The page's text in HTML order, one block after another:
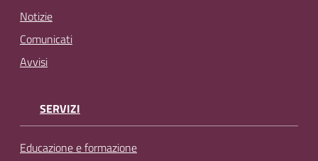
Notizie
Comunicati
Avvisi
SERVIZI
Educazione e formazione